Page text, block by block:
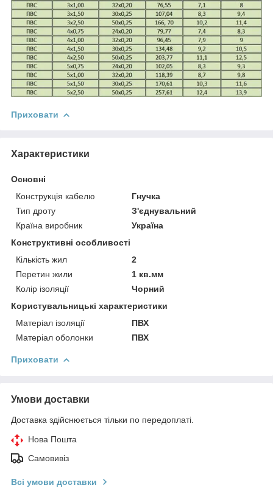
Приховати
Характеристики
Основні
Конструкція кабелю
Гнучка
Тип дроту
З'єднувальний
Країна виробник
Україна
Конструктивні особливості
Кількість жил
2
Перетин жили
1 кв.мм
Колір ізоляції
Чорний
Користувальницькі характеристики
Матеріал ізоляції
ПВХ
Матеріал оболонки
ПВХ
Приховати
Умови доставки
Доставка здійснюється тільки по передоплаті.
Нова Пошта
Самовивіз
Всі умови доставки